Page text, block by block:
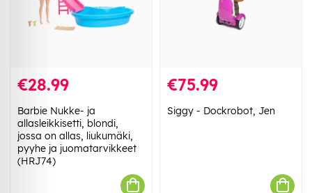
€28.99
Barbie Nukke- ja
allasleikkisetti, blondi,
jossa on allas, liukumäki,
pyyhe ja juomatarvikkeet
(HRJ74)
€75.99
Siggy - Dockrobot, Jen